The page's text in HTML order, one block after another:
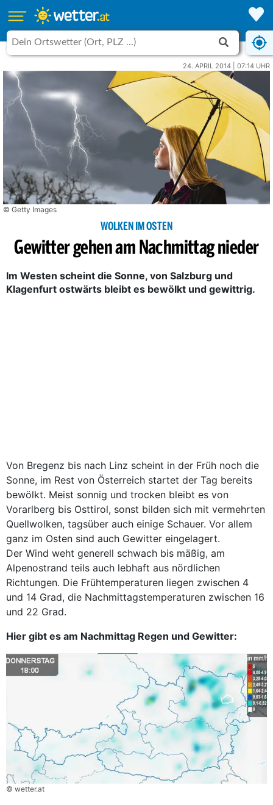
24. APRIL 2014 | 07:14 UHR
© Getty Images
WOLKEN IM OSTEN
Gewitter gehen am Nachmittag nieder
Im Westen scheint die Sonne, von Salzburg und
Klagenfurt ostwärts bleibt es bewölkt und gewittrig.
Von Bregenz bis nach Linz scheint in der Früh noch die
Sonne, im Rest von Österreich startet der Tag bereits
bewölkt. Meist sonnig und trocken bleibt es von
Vorarlberg bis Osttirol, sonst bilden sich mit vermehrten
Quellwolken, tagsüber auch einige Schauer. Vor allem
ganz im Osten sind auch Gewitter eingelagert.
Der Wind weht generell schwach bis mäßig, am
Alpenostrand teils auch lebhaft aus nördlichen
Richtungen. Die Frühtemperaturen liegen zwischen 4
und 14 Grad, die Nachmittagstemperaturen zwischen 16
und 22 Grad.
Hier gibt es am Nachmittag Regen und Gewitter:
© wetter.at